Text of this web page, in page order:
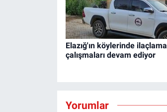
Elazığ'ın köylerinde ilaçlama
çalışmaları devam ediyor
Yorumlar